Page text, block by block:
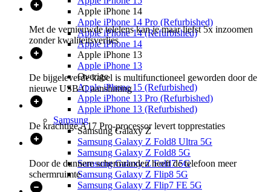
Apple iPhone 14
Apple iPhone 14 Pro (Refurbished)
Apple iPhone 14 (Refurbished)
Apple iPhone 14
Apple iPhone 13
Apple iPhone 13
Overige
Apple iPhone 15 (Refurbished)
Apple iPhone 13 Pro (Refurbished)
Apple iPhone 13 (Refurbished)
Samsung
Samsung Galaxy Z
Samsung Galaxy Z Fold8 Ultra 5G
Samsung Galaxy Z Fold8 5G
Samsung Galaxy Z Fold7 5G
Samsung Galaxy Z Flip8 5G
Samsung Galaxy Z Flip7 FE 5G
Met de vernieuwde telelens kan je maar liefst 5x inzoomen
zonder kwaliteitsverlies
De bijgeleverde kabel is multifunctioneel geworden door de
nieuwe USB-C aansluiting
De krachtige A17 Pro-processor levert topprestaties
Door de dunnere schermranden heeft de telefoon meer
schermruimte